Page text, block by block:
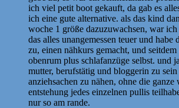
ich viel petit boot gekauft, da gab es
ich eine gute alternative. als das kind
woche 1 größe dazuzuwachsen, war
das alles unangemessen teuer und habe
zu, einen nähkurs gemacht, und
obenrum plus schlafanzüge selbst. und
mutter, berufstätig und bloggerin zu
anziehsachen zu nähen, ohne die
entstehung jedes einzelnen pullis
nur so am rande.